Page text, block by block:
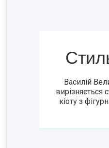
Василій
кіоту з